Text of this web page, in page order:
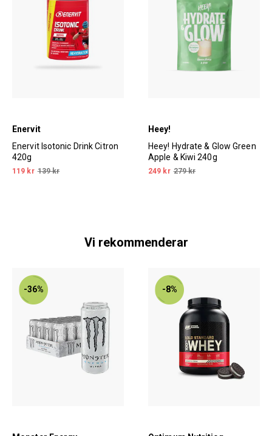
Enervit
Enervit Isotonic Drink Citron
420g
119 kr 139 kr
Heey!
Heey! Hydrate & Glow Green
Apple & Kiwi 240g
249 kr 279 kr
Vi rekommenderar
-36% -8%